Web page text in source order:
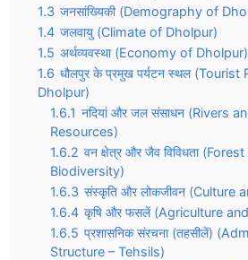
1.3 जनसांख्यिकी (Demography of
1.4 जलवायु (Climate of Dholpur)
1.5 अर्थव्यवस्था (Economy of Dholpur)
1.6 धौलपुर के प्रमुख पर्यटन स्थल (Tourist
Dholpur)
1.6.1 नदियां और जल संसाधन (Rivers
Resources)
1.6.2 वन क्षेत्र और जैव विविधता
Biodiversity)
1.6.3 संस्कृति और लोकजीवन (Culture
1.6.4 कृषि और फसलें (Agriculture
1.6.5 प्रशासनिक संरचना (तहसीलें)
Structure – Tehsils)